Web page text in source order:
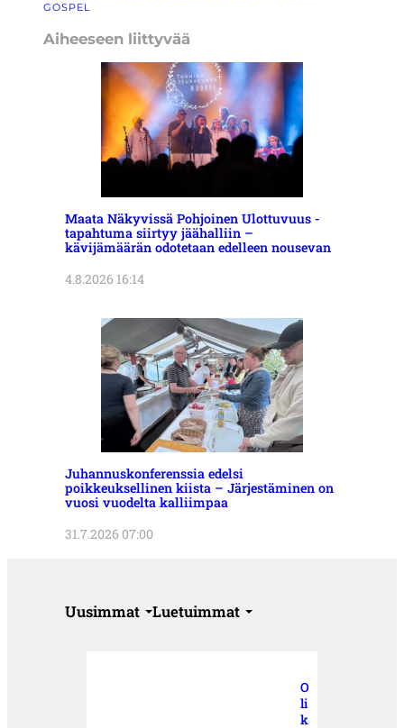
GOSPEL
Aiheeseen liittyvää
Maata Näkyvissä Pohjoinen Ulottuvuus -
tapahtuma siirtyy jäähalliin –
kävijämäärän odotetaan edelleen nousevan
4.8.2026 16:14
Juhannuskonferenssia edelsi
poikkeuksellinen kiista – Järjestäminen on
vuosi vuodelta kalliimpaa
31.7.2026 07:00
Uusimmat Luetuimmat
O
li
k